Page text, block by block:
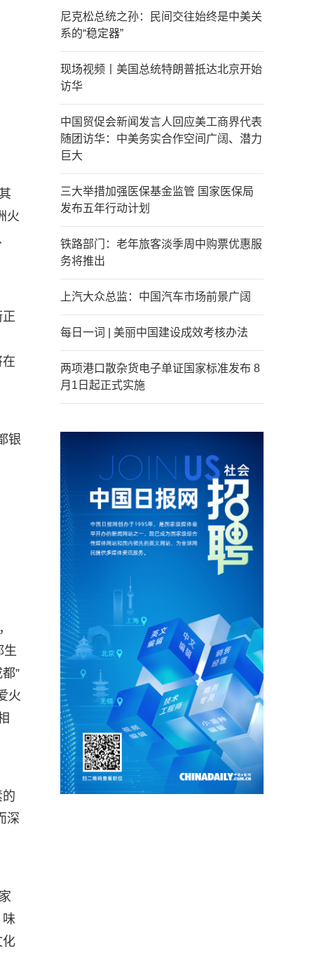
火
银
生
”
火
深
化
尼克松总统之孙：民间交往始终是中美关
系的“稳定器”
现场视频丨美国总统特朗普抵达北京开始
访华
中国贸促会新闻发言人回应美工商界代表
随团访华：中美务实合作空间广阔、潜力
巨大
三大举措加强医保基金监管 国家医保局
发布五年行动计划
铁路部门：老年旅客淡季周中购票优惠服
务将推出
上汽大众总监：中国汽车市场前景广阔
每日一词 | 美丽中国建设成效考核办法
两项港口散杂货电子单证国家标准发布 8
月1日起正式实施